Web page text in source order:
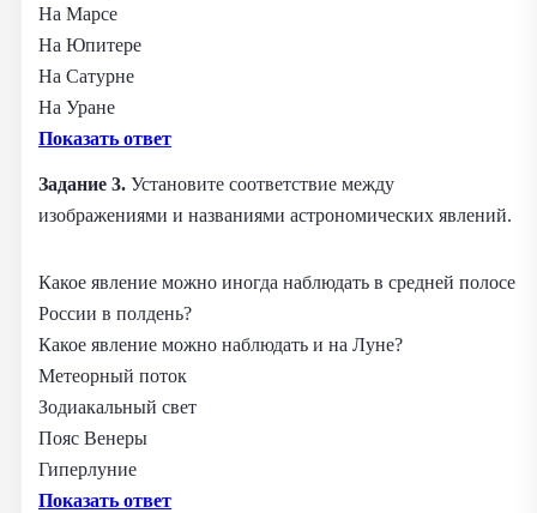
На Марсе
На Юпитере
На Сатурне
На Уране
Показать ответ
Задание 3. Установите соответствие между
изображениями и названиями астрономических явлений.
Какое явление можно иногда наблюдать в средней полосе
России в полдень?
Какое явление можно наблюдать и на Луне?
Метеорный поток
Зодиакальный свет
Пояс Венеры
Гиперлуние
Показать ответ